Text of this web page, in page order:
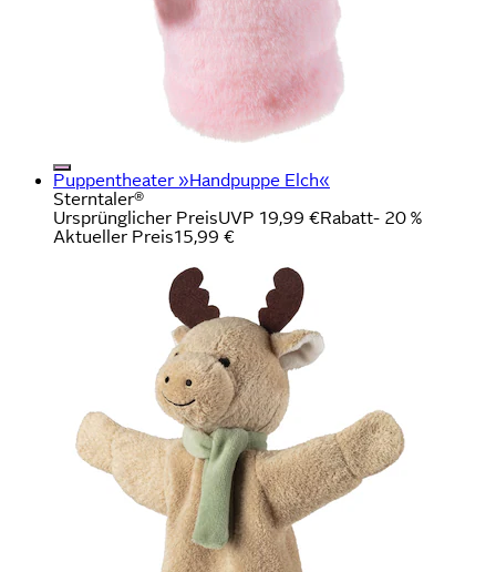
Puppentheater »Handpuppe Elch«
Sterntaler®
Ursprünglicher PreisUVP 19,99 €Rabatt- 20 %
Aktueller Preis15,99 €